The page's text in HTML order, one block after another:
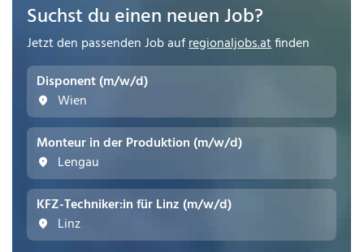
Suchst du einen neuen Job?
Jetzt den passenden Job aufregionaljobs.atfinden
Disponent (m/w/d)
Wien
Monteur in der Produktion (m/w/d)
Lengau
KFZ-Techniker:in für Linz (m/w/d)
Linz